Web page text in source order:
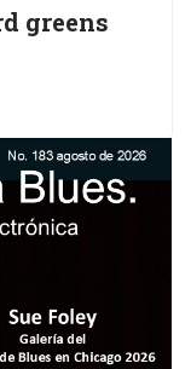
greens